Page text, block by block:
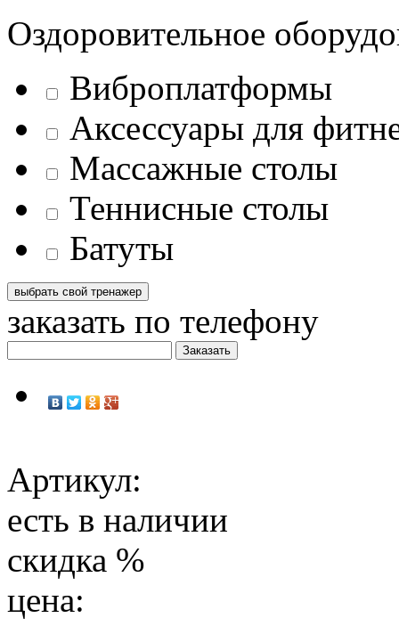
Оздоровительное
Виброплатформы
Аксессуары для
Массажные столы
Теннисные столы
Батуты
заказать по телефону
Артикул:
есть в наличии
скидка %
цена: